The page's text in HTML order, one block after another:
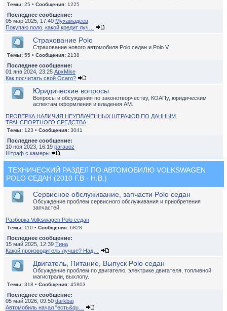
Темы: 25 • Сообщения: 1225
Последнее сообщение:
05 мар 2025, 17:40 Мухамадеев
Покупаю поло, какой кредит луч…
Страхование Polo
Страхование нового автомобиля Polo седан и Polo V.
Темы: 55 • Сообщения: 2138
Последнее сообщение:
01 янв 2024, 23:25 ApxMike
Как посчитать свой Осаго?
Юридические вопросы
Вопросы и обсуждения по законотворчеству, КОАПу, юридическим
аспектам оформления и владения АМ.
ПРОВЕРКА НАЛИЧИЯ НЕУПЛАЧЕННЫХ ШТРАФОВ ПО ДАННЫМ
ТРАНСПОРТНОГО СРЕДСТВА
Темы: 123 • Сообщения: 3041
Последнее сообщение:
10 ноя 2023, 16:19 parauoz
Штраф с камеры
ТЕХНИЧЕСКИЙ РАЗДЕЛ ПО АВТОМОБИЛЮ VOLKSWAGEN
POLO СЕДАН (2010 Г.В - Н.В.)
Сервисное обслуживание, запчасти Polo седан
Обсуждение проблем сервисного обслуживания и приобретения
запчастей.
Разборка Volkswagen Polo седан
Темы: 110 • Сообщения: 6828
Последнее сообщение:
15 май 2025, 12:39 Тина
Какой производитель лучше? Над…
Двигатель, Питание, Выпуск Polo седан
Обсуждение проблем по двигателю, электрике двигателя, топливной
магистрали, выхлопу.
Темы: 318 • Сообщения: 45803
Последнее сообщение:
05 май 2026, 09:50 darkbai
Автомобиль начал "есть&qu…